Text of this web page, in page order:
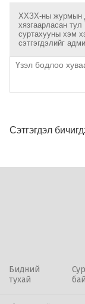
ХХЗХ-ны журмын
хязгаарласан
суртахууны хэм
сэтгэгдэлийг
Сэтгэгдэл
Бидний
тухай